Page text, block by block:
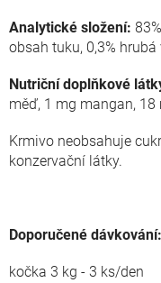
Analytické složení:
obsah tuku, 0,3%
Nutriční doplňkové
měď, 1 mg mangan,
Krmivo neobsahuje
konzervační látky.
Doporučené dávkování:
kočka 3 kg - 3 ks/den